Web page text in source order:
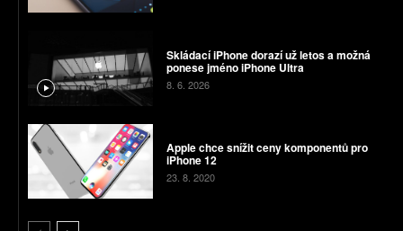
Skládací iPhone dorazí už letos a možná
ponese jméno iPhone Ultra
8. 6. 2026
Apple chce snížit ceny komponentů pro
iPhone 12
23. 8. 2020